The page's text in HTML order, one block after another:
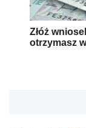
Złóż
otrzymasz